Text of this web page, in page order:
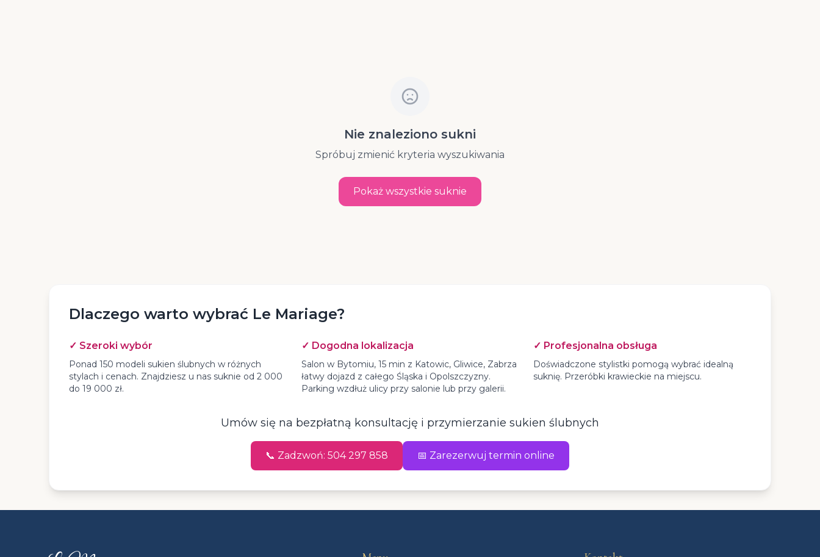
Nie znaleziono sukni
Spróbuj zmienić kryteria wyszukiwania
Pokaż wszystkie suknie
Dlaczego warto wybrać Le Mariage?
✓ Szeroki wybór
Ponad 150 modeli sukien ślubnych w różnych
stylach i cenach. Znajdziesz u nas suknie od 2 000
do 19 000 zł.
✓ Dogodna lokalizacja
Salon w Bytomiu, 15 min z Katowic, Gliwice, Zabrza
łatwy dojazd z całego Śląska i Opolszczyzny.
Parking wzdłuż ulicy przy salonie lub przy galerii.
✓ Profesjonalna obsługa
Doświadczone stylistki pomogą wybrać idealną
suknię. Przeróbki krawieckie na miejscu.
Umów się na bezpłatną konsultację i przymierzanie sukien ślubnych
📞 Zadzwoń: 504 297 858 📅 Zarezerwuj termin online